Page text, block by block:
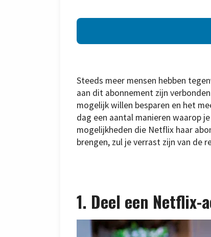
Steeds meer mensen hebben
aan dit abonnement zijn
mogelijk willen besparen en het
dag een aantal manieren waarop
mogelijkheden die Netflix haar
brengen, zul je verrast zijn van de
1. Deel een Netflix-